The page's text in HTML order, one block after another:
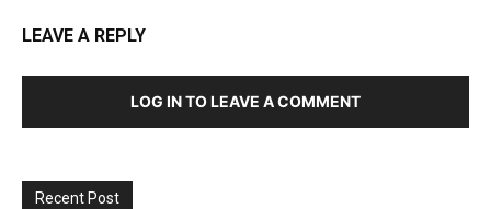
LEAVE A REPLY
LOG IN TO LEAVE A COMMENT
Recent Post